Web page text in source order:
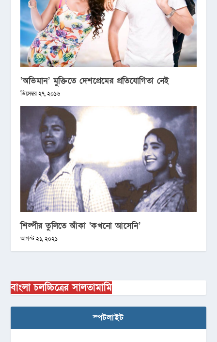
‘অভিমান’ মুক্তিতে দেশপ্রেমের প্রতিযোগিতা নেই
ডিসেম্বর ২৭, ২০১৬
শিল্পীর তুলিতে আঁকা ‘কখনো আসেনি’
আগস্ট ২১, ২০২১
বাংলা চলচ্চিত্রের সালতামামি
স্পটলাইট